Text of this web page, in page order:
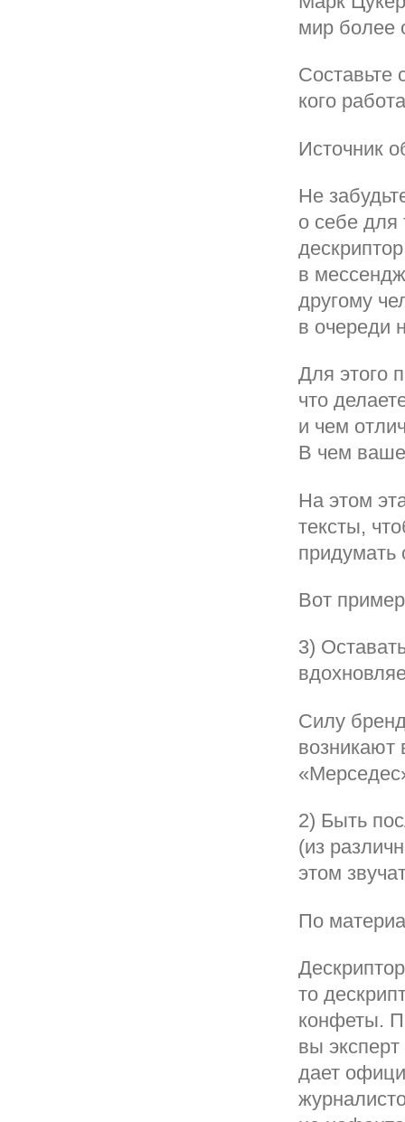
мир более
Составьте
кого
Источник
Не
о себе для
в
другому
в очереди
Для этого
что
и чем
В чем
На этом
тексты,
придумать
Вот
3)
Силу
возникают
2) Быть
(из
этом
По
то
конфеты.
вы
дает